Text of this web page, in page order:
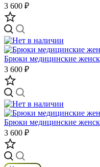
3 600 ₽
Брюки медицинские
3 600 ₽
Брюки медицинские
3 600 ₽